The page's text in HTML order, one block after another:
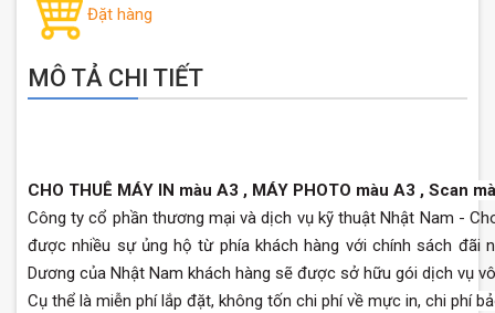
Đặt hàng
MÔ TẢ CHI TIẾT
CHO THUÊ MÁY IN màu A3 , MÁY PHOTO màu A3 , Scan
Công ty cổ phần thương mại và dịch vụ kỹ thuật Nhật Nam -
được nhiều sự ủng hộ từ phía khách hàng với chính sách đãi
Dương của Nhật Nam khách hàng sẽ được sở hữu gói dịch vụ
Cụ thể là miễn phí lắp đặt, không tốn chi phí về mực in, chi phí